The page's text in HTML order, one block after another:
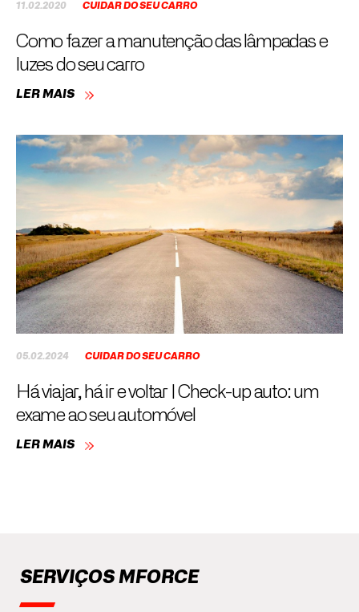
11.02.2020 CUIDAR DO SEU CARRO
Como fazer a manutenção das lâmpadas e
luzes do seu carro
LER MAIS
05.02.2024 CUIDAR DO SEU CARRO
Há viajar, há ir e voltar | Check-up auto: um
exame ao seu automóvel
LER MAIS
SERVIÇOS MFORCE